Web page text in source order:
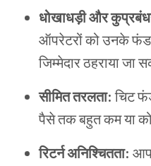
धोखाधड़ी और
ऑपरेटरों को उनके फंड
जिम्मेदार ठहराया जा
सीमित तरलता: चिट
पैसे तक बहुत कम या
रिटर्न अनिश्चितता: